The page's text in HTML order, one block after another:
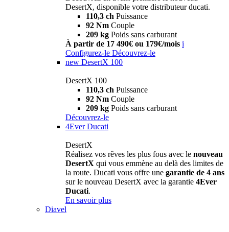
DesertX, disponible votre distributeur ducati.
110,3 ch Puissance
92 Nm Couple
209 kg Poids sans carburant
À partir de 17 490€ ou 179€/mois i
Configurez-le Découvrez-le
new DesertX 100
DesertX 100
110,3 ch Puissance
92 Nm Couple
209 kg Poids sans carburant
Découvrez-le
4Ever Ducati
DesertX
Réalisez vos rêves les plus fous avec le nouveau
DesertX qui vous emmène au delà des limites de
la route. Ducati vous offre une garantie de 4 ans
sur le nouveau DesertX avec la garantie 4Ever
Ducati.
En savoir plus
Diavel